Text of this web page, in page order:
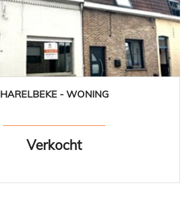
3 1
HARELBEKE - WONING
Verkocht